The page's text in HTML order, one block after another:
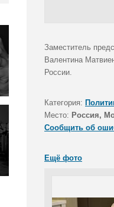
Заместитель
Валентина
России.
Категория:
Место: Россия,
Сообщить об
Ещё фото